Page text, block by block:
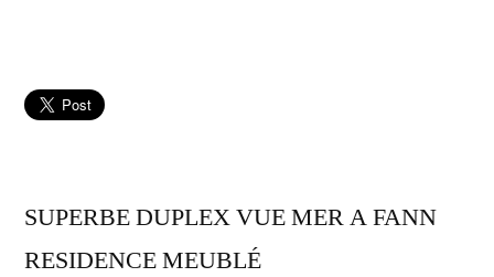
SUPERBE DUPLEX VUE MER A FANN
RESIDENCE MEUBLÉ